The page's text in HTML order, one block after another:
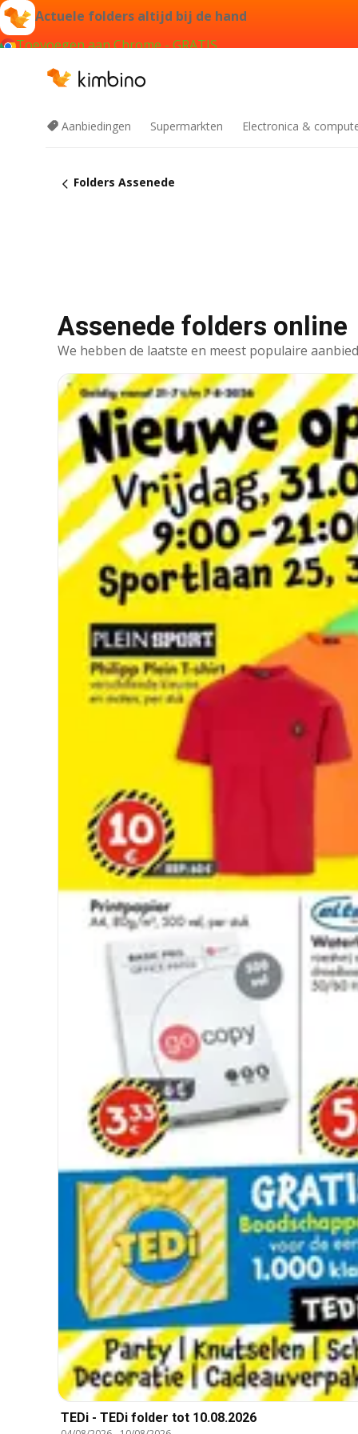
Actuele folders altijd bij de hand
Toevoegen aan Chrome - GRATIS
Aanbiedingen Supermarkten Electronica &
Folders Assenede
Assenede folders online
We hebben de laatste en meest populaire
TEDi - TEDi folder tot 10.08.2026